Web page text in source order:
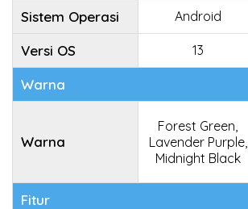
Sistem Operasi Android
Versi OS 13
Warna
Warna
Forest Green,
Lavender Purple,
Midnight Black
Fitur